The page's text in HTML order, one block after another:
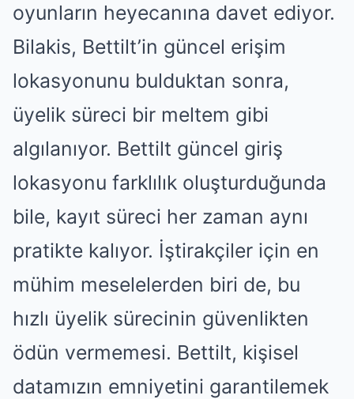
oyunların heyecanına davet ediyor.
Bilakis, Bettilt’in güncel erişim
lokasyonunu bulduktan sonra,
üyelik süreci bir meltem gibi
algılanıyor. Bettilt güncel giriş
lokasyonu farklılık oluşturduğunda
bile, kayıt süreci her zaman aynı
pratikte kalıyor. İştirakçiler için en
mühim meselelerden biri de, bu
hızlı üyelik sürecinin güvenlikten
ödün vermemesi. Bettilt, kişisel
datamızın emniyetini garantilemek